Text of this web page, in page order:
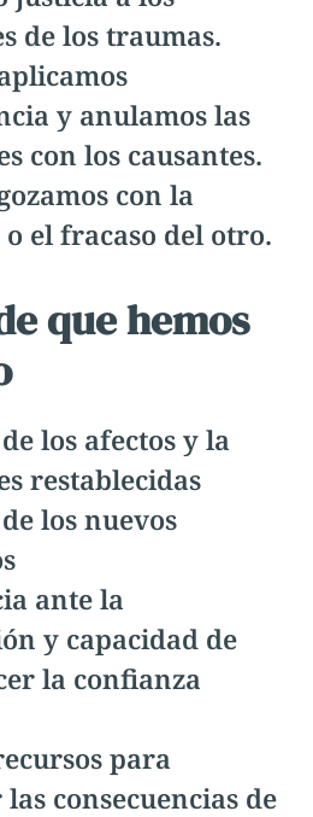
de los traumas.
y anulamos las
con los causantes.
con la
el fracaso del otro.
que hemos
los afectos y la
restablecidas
los nuevos
ante la
y capacidad de
la confianza
para
consecuencias de